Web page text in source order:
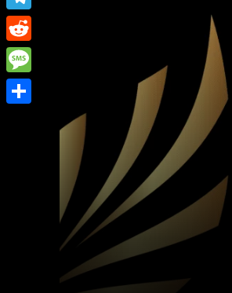
Link
Telegram
Reddit
Message